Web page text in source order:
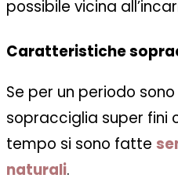
possibile vicina
Caratteristiche
Se per un periodo
sopracciglia super fini
tempo si sono fatte
naturali.